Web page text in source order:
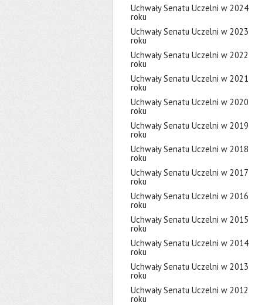
Uchwały Senatu Uczelni w 2024
roku
Uchwały Senatu Uczelni w 2023
roku
Uchwały Senatu Uczelni w 2022
roku
Uchwały Senatu Uczelni w 2021
roku
Uchwały Senatu Uczelni w 2020
roku
Uchwały Senatu Uczelni w 2019
roku
Uchwały Senatu Uczelni w 2018
roku
Uchwały Senatu Uczelni w 2017
roku
Uchwały Senatu Uczelni w 2016
roku
Uchwały Senatu Uczelni w 2015
roku
Uchwały Senatu Uczelni w 2014
roku
Uchwały Senatu Uczelni w 2013
roku
Uchwały Senatu Uczelni w 2012
roku